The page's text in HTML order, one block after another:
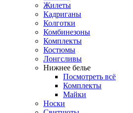
Жилеты
Кадриганы
Колготки
Комбинезоны
Комплекты
Костюмы
Лонгсливы
Нижнее белье
Посмотреть всё
Комплекты
Майки
Носки